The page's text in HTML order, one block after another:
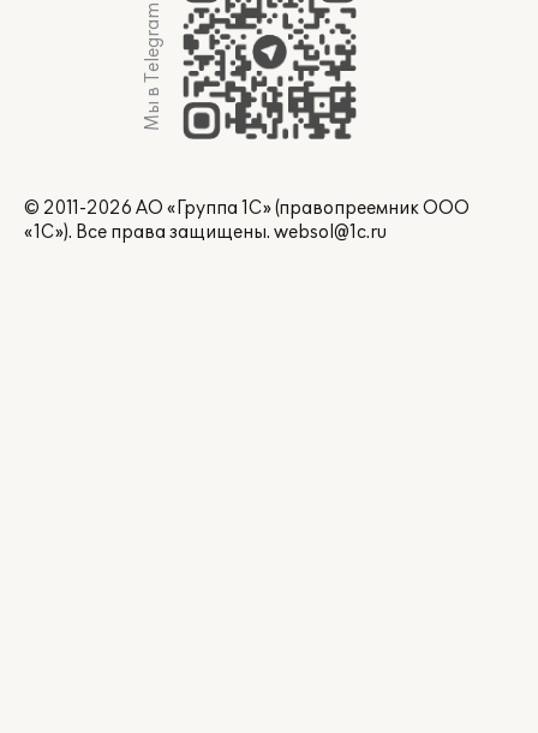
Мы в Telegram
© 2011-2026 АО «Группа 1С» (правопреемник ООО
«1С»). Все права защищены. websol@1c.ru